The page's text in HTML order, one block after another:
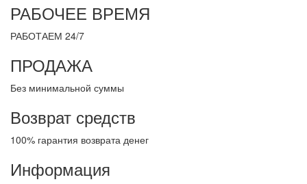
РАБОЧЕЕ ВРЕМЯ
РАБОТАЕМ 24/7
ПРОДАЖА
Без минимальной суммы
Возврат средств
100% гарантия возврата денег
Информация